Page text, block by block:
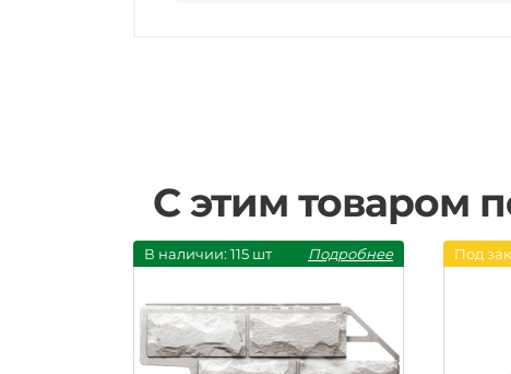
С этим товаром
В наличии: 115 шт Подробнее Под